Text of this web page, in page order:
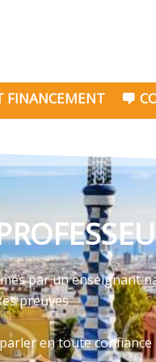
FINANCEMENT
par un enseignant
preuves
en toute confiance